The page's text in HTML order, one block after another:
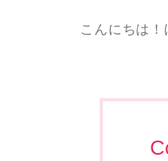
こんにちは